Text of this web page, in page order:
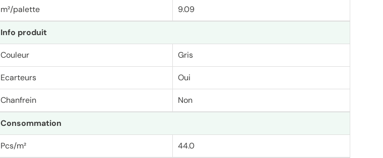
m²/palette 9.09
Info produit
Couleur Gris
Ecarteurs Oui
Chanfrein Non
Consommation
Pcs/m² 44.0